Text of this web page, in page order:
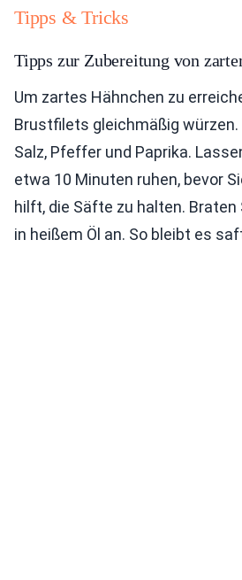
Tipps & Tricks
Tipps zur Zubereitung von
Um zartes Hähnchen zu
Brustfilets gleichmäßig würzen.
Salz, Pfeffer und Paprika.
etwa 10 Minuten ruhen, bevor
hilft, die Säfte zu halten. Braten
in heißem Öl an. So bleibt es